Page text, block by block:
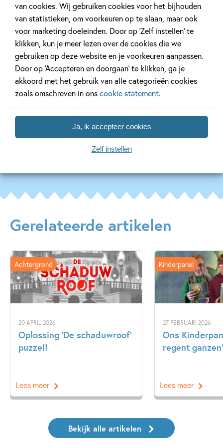
van cookies. Wij gebruiken cookies voor het bijhouden
van statistieken, om voorkeuren op te slaan, maar ook
voor marketing doeleinden. Door op ‘Zelf instellen’ te
klikken, kun je meer lezen over de cookies die we
gebruiken op deze website en je voorkeuren aanpassen.
Door op ‘Accepteren en doorgaan’ te klikken, ga je
akkoord met het gebruik van alle categorieën cookies
zoals omschreven in onscookie statement.
Ja, ik accepteer cookies
Zelf instellen
Gerelateerde downloads
Gerelateerde artikelen
20 APRIL 2026
Oplossing ‘De schaduwroof’
puzzel!
Achtergrond
Lees meer
27 FEBRUARI 2026
Ons
regent ganzen’
Kinderpanel
Lees meer
Bekijk alle artikelen